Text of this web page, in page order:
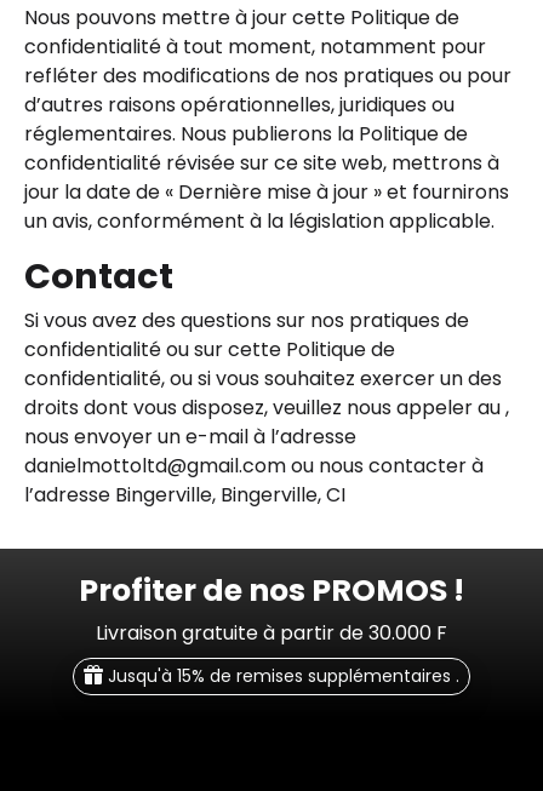
Nous pouvons mettre à jour cette Politique de
confidentialité à tout moment, notamment pour
refléter des modifications de nos pratiques ou pour
d’autres raisons opérationnelles, juridiques ou
réglementaires. Nous publierons la Politique de
confidentialité révisée sur ce site web, mettrons à
jour la date de « Dernière mise à jour » et fournirons
un avis, conformément à la législation applicable.
Contact
Si vous avez des questions sur nos pratiques de
confidentialité ou sur cette Politique de
confidentialité, ou si vous souhaitez exercer un des
droits dont vous disposez, veuillez nous appeler au ,
nous envoyer un e-mail à l’adresse
danielmottoltd@gmail.com ou nous contacter à
l’adresse Bingerville, Bingerville, CI
Profiter de nos PROMOS !
Livraison gratuite à partir de 30.000 F
Jusqu'à 15% de remises supplémentaires .